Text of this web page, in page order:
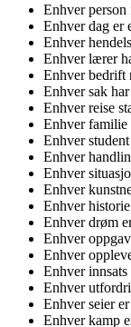
Enhver person
Enhver dag er
Enhver
Enhver lærer
Enhver bedrift
Enhver sak
Enhver reise
Enhver familie
Enhver
Enhver
Enhver
Enhver
Enhver
Enhver drøm
Enhver
Enhver
Enhver
Enhver
Enhver seier
Enhver kamp